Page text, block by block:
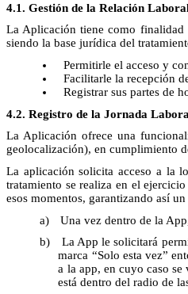
4.1. Gestión de la Relación
La Aplicación tiene como finalidad
siendo la base jurídica del
Permitirle el acceso y
Facilitarle la recepción
Registrar sus partes de
4.2. Registro de la Jornada
La Aplicación ofrece una
geolocalización), en cumplimiento
La aplicación solicita acceso a la
tratamiento se realiza en el
esos momentos, garantizando así
Una vez dentro de la
La App le solicitará
marca “Solo esta vez”
a la app, en cuyo caso
está dentro del radio de